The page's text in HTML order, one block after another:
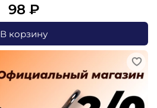
98 ₽
В корзину